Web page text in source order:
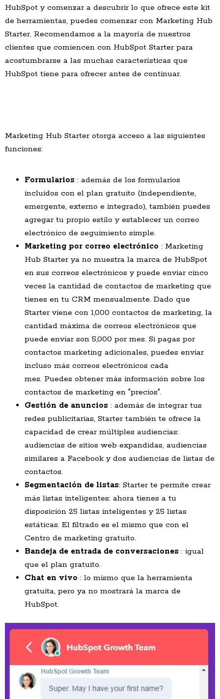
HubSpot y comenzar a descubrir lo que ofrece este kit
de herramientas, puedes comenzar con Marketing Hub
Starter. Recomendamos a la mayoría de nuestros
clientes que comiencen con HubSpot Starter para
acostumbrarse a las muchas características que
HubSpot tiene para ofrecer antes de continuar.
Marketing Hub Starter otorga acceso a las siguientes
funciones:
Formularios : además de los formularios
incluidos con el plan gratuito (independiente,
emergente, externo e integrado), también puedes
agregar tu propio estilo y establecer un correo
electrónico de seguimiento simple.
Marketing por correo electrónico : Marketing
Hub Starter ya no muestra la marca de HubSpot
en sus correos electrónicos y puede enviar cinco
veces la cantidad de contactos de marketing que
tienes en tu CRM mensualmente. Dado que
Starter viene con 1,000 contactos de marketing, la
cantidad máxima de correos electrónicos que
puede enviar son 5,000 por mes. Si pagas por
contactos marketing adicionales, puedes enviar
incluso más correos electrónicos cada
mes. Puedes obtener más información sobre los
contactos de marketing en "precios".
Gestión de anuncios : además de integrar tus
redes publicitarias, Starter también te ofrece la
capacidad de crear múltiples audiencias:
audiencias de sitios web expandidas, audiencias
similares a Facebook y dos audiencias de listas de
contactos.
Segmentación de listas: Starter te permite crear
más listas inteligentes: ahora tienes a tu
disposición 25 listas inteligentes y 25 listas
estáticas. El filtrado es el mismo que con el
Centro de marketing gratuito.
Bandeja de entrada de conversaciones : igual
que el plan gratuito.
Chat en vivo : lo mismo que la herramienta
gratuita, pero ya no mostrará la marca de
HubSpot.